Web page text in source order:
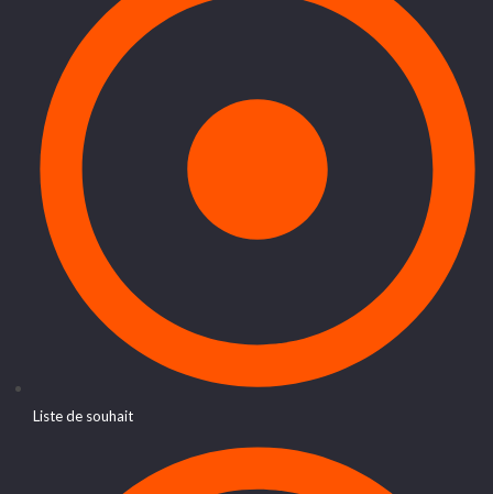
Liste de souhait